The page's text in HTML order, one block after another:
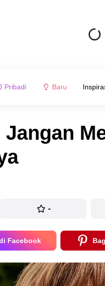
Pribadi Baru
-
Facebook